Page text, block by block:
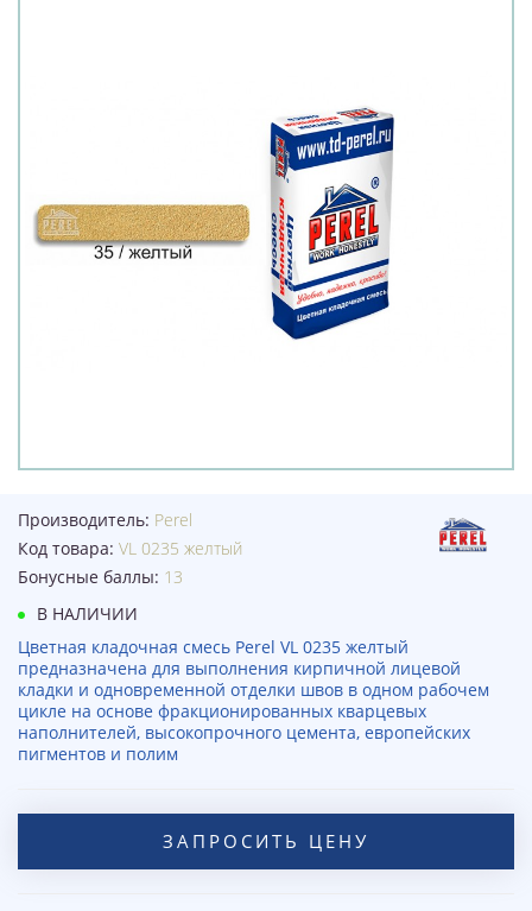
Производитель: Perel
Код товара: VL 0235 желтый
Бонусные баллы: 13
В НАЛИЧИИ
Цветная кладочная смесь Perel VL 0235 желтый
предназначена для выполнения кирпичной лицевой
кладки и одновременной отделки швов в одном рабочем
цикле на основе фракционированных кварцевых
наполнителей, высокопрочного цемента, европейских
пигментов и полим
ЗАПРОСИТЬ ЦЕНУ